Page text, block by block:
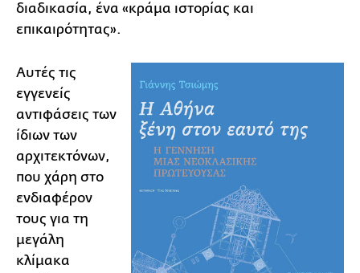
διαδικασία, ένα «κράμα ιστορίας και
επικαιρότητας».
Αυτές τις
εγγενείς
αντιφάσεις των
ίδιων των
αρχιτεκτόνων,
που χάρη στο
ενδιαφέρον
τους για τη
μεγάλη
κλίμακα